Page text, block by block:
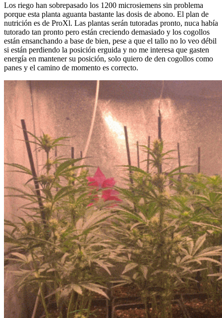
Los riego han sobrepasado los 1200 microsiemens sin problema
porque esta planta aguanta bastante las dosis de abono. El plan de
nutrición es de ProXl. Las plantas serán tutoradas pronto, nuca había
tutorado tan pronto pero están creciendo demasiado y los cogollos
están ensanchando a base de bien, pese a que el tallo no lo veo débil
si están perdiendo la posición erguida y no me interesa que gasten
energía en mantener su posición, solo quiero de den cogollos como
panes y el camino de momento es correcto.